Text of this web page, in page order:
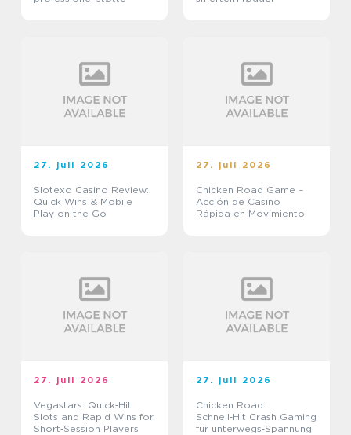
27. juli 2026
Slotexo Casino Review:
Quick Wins & Mobile
Play on the Go
27. juli 2026
Chicken Road Game –
Acción de Casino
Rápida en Movimiento
27. juli 2026
Vegastars: Quick‑Hit
Slots and Rapid Wins for
Short‑Session Players
27. juli 2026
Chicken Road:
Schnell‑Hit Crash Gaming
für unterwegs‑Spannung